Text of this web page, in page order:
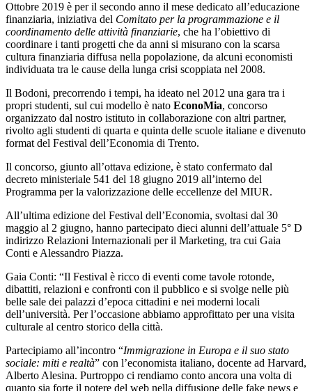
Ottobre 2019 è per il secondo anno il mese dedicato all’educazione
finanziaria, iniziativa del Comitato per la programmazione e il
coordinamento delle attività finanziarie, che ha l’obiettivo di
coordinare i tanti progetti che da anni si misurano con la scarsa
cultura finanziaria diffusa nella popolazione, da alcuni economisti
individuata tra le cause della lunga crisi scoppiata nel 2008.
Il Bodoni, precorrendo i tempi, ha ideato nel 2012 una gara tra i
propri studenti, sul cui modello è nato EconoMia, concorso
organizzato dal nostro istituto in collaborazione con altri partner,
rivolto agli studenti di quarta e quinta delle scuole italiane e divenuto
format del Festival dell’Economia di Trento.
Il concorso, giunto all’ottava edizione, è stato confermato dal
decreto ministeriale 541 del 18 giugno 2019 all’interno del
Programma per la valorizzazione delle eccellenze del MIUR.
All’ultima edizione del Festival dell’Economia, svoltasi dal 30
maggio al 2 giugno, hanno partecipato dieci alunni dell’attuale 5° D
indirizzo Relazioni Internazionali per il Marketing, tra cui Gaia
Conti e Alessandro Piazza.
Gaia Conti: “Il Festival è ricco di eventi come tavole rotonde,
dibattiti, relazioni e confronti con il pubblico e si svolge nelle più
belle sale dei palazzi d’epoca cittadini e nei moderni locali
dell’università. Per l’occasione abbiamo approfittato per una visita
culturale al centro storico della città.
Partecipiamo all’incontro “Immigrazione in Europa e il suo stato
sociale: miti e realtà” con l’economista italiano, docente ad Harvard,
Alberto Alesina. Purtroppo ci rendiamo conto ancora una volta di
quanto sia forte il potere del web nella diffusione delle fake news e